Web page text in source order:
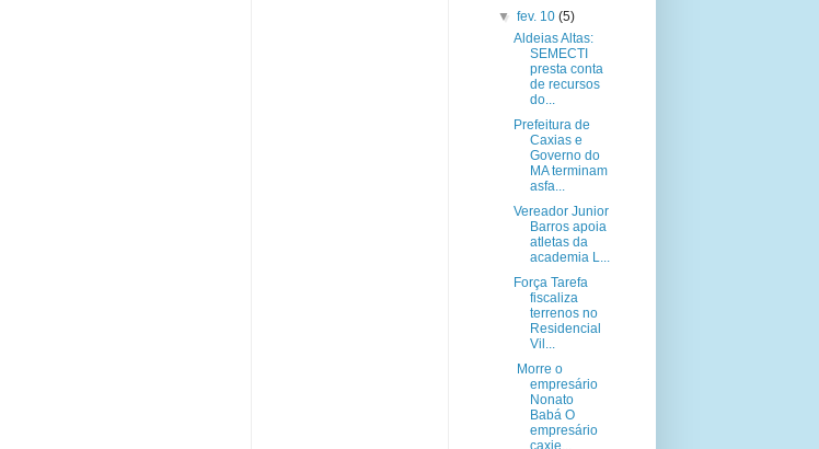
▼ fev. 10 (5)
Aldeias Altas:
SEMECTI
presta conta
de recursos
do...
Prefeitura de
Caxias e
Governo do
MA terminam
asfa...
Vereador Junior
Barros apoia
atletas da
academia L...
Força Tarefa
fiscaliza
terrenos no
Residencial
Vil...
Morre o
empresário
Nonato
Babá O
empresário
caxie...